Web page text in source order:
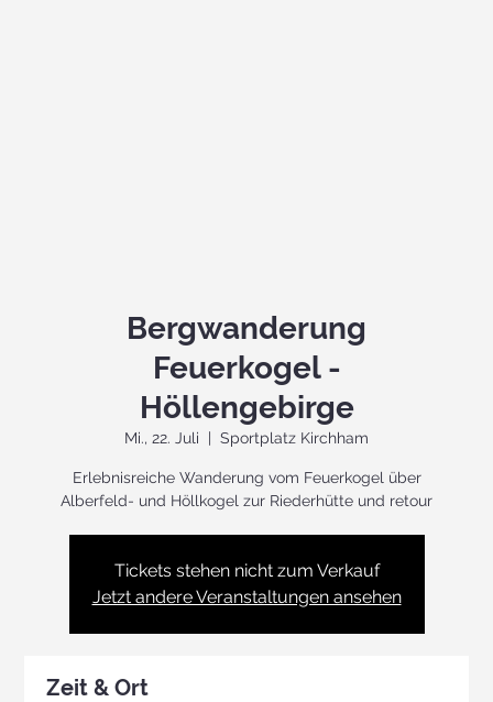
Bergwanderung
Feuerkogel -
Höllengebirge
Mi., 22. Juli
  |
Sportplatz Kirchham
Erlebnisreiche Wanderung vom Feuerkogel über
Alberfeld- und Höllkogel zur Riederhütte und retour
Tickets stehen nicht zum Verkauf
Jetzt andere Veranstaltungen ansehen
Zeit & Ort